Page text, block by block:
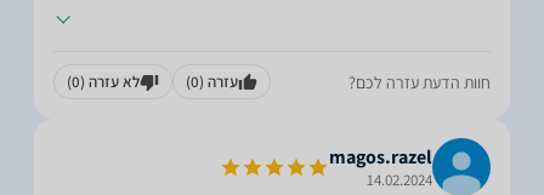
חוות הדעת עזרה לכם? עזרה (0) לא עזרה (0)
magos.razel
14.02.2024